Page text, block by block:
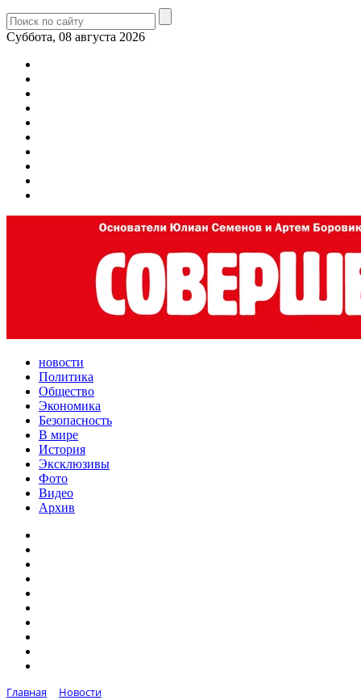
Суббота, 08 августа 2026
новости
Политика
Общество
Экономика
Безопасность
В мире
История
Эксклюзивы
Фото
Видео
Архив
Главная
Новости